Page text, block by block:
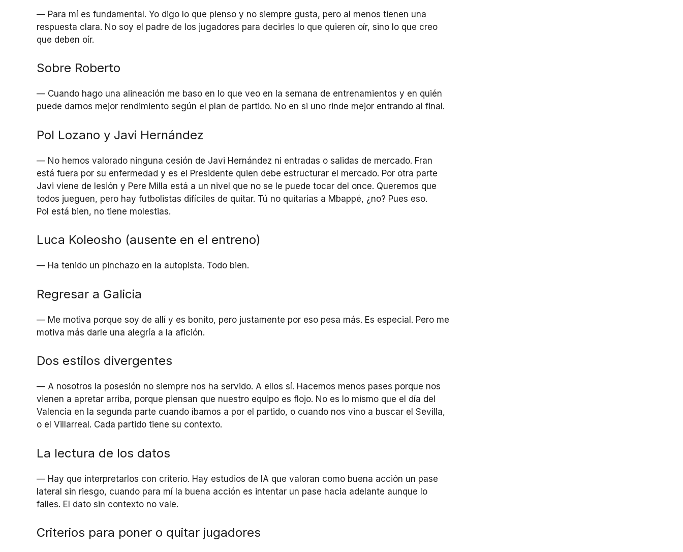
— Para mí es fundamental. Yo digo lo que pienso y no siempre gusta, pero al menos tienen una
respuesta clara. No soy el padre de los jugadores para decirles lo que quieren oír, sino lo que creo
que deben oír.
Sobre Roberto
— Cuando hago una alineación me baso en lo que veo en la semana de entrenamientos y en quién
puede darnos mejor rendimiento según el plan de partido. No en si uno rinde mejor entrando al final.
Pol Lozano y Javi Hernández
— No hemos valorado ninguna cesión de Javi Hernández ni entradas o salidas de mercado. Fran
está fuera por su enfermedad y es el Presidente quien debe estructurar el mercado. Por otra parte
Javi viene de lesión y Pere Milla está a un nivel que no se le puede tocar del once. Queremos que
todos jueguen, pero hay futbolistas difíciles de quitar. Tú no quitarías a Mbappé, ¿no? Pues eso.
Pol está bien, no tiene molestias.
Luca Koleosho (ausente en el entreno)
— Ha tenido un pinchazo en la autopista. Todo bien.
Regresar a Galicia
— Me motiva porque soy de allí y es bonito, pero justamente por eso pesa más. Es especial. Pero me
motiva más darle una alegría a la afición.
Dos estilos divergentes
— A nosotros la posesión no siempre nos ha servido. A ellos sí. Hacemos menos pases porque nos
vienen a apretar arriba, porque piensan que nuestro equipo es flojo. No es lo mismo que el día del
Valencia en la segunda parte cuando íbamos a por el partido, o cuando nos vino a buscar el Sevilla,
o el Villarreal. Cada partido tiene su contexto.
La lectura de los datos
— Hay que interpretarlos con criterio. Hay estudios de IA que valoran como buena acción un pase
lateral sin riesgo, cuando para mí la buena acción es intentar un pase hacia adelante aunque lo
falles. El dato sin contexto no vale.
Criterios para poner o quitar jugadores